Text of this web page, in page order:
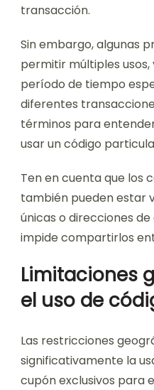
transacción.
Sin embargo, algunas
permitir múltiples
período de tiempo
diferentes
términos para
usar un código
Ten en cuenta que los
también pueden estar
únicas o direcciones
impide compartirlos
Limitaciones
el uso de
Las restricciones
significativamente la
cupón exclusivos para